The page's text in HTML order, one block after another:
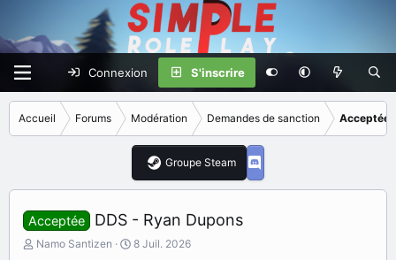
Connexion S'inscrire
Accueil Forums Modération Demandes de sanction Acceptées
Groupe Steam
Acceptée DDS - Ryan Dupons
INamo Santizen
D
8 Juil. 2026